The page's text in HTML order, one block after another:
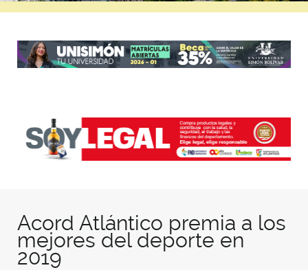
Acord Atlántico premia a los
mejores del deporte en
2019